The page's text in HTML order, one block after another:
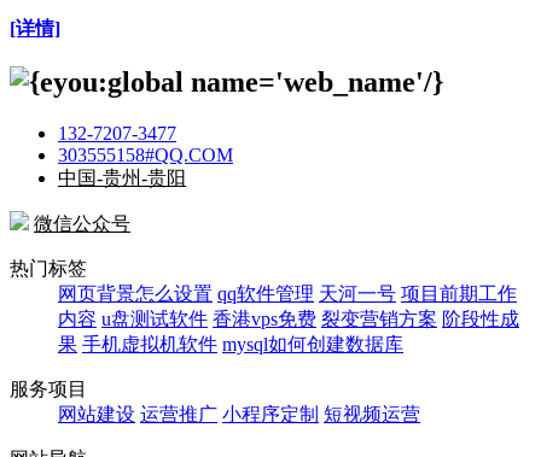
[详情]
132-7207-3477
303555158#QQ.COM
中国-贵州-贵阳
微信公众号
热门标签
网页背景怎么设置 qq软件管理 天河一号 项目前期工作
内容 u盘测试软件 香港vps免费 裂变营销方案 阶段性成
果 手机虚拟机软件 mysql如何创建数据库
服务项目
网站建设 运营推广 小程序定制 短视频运营